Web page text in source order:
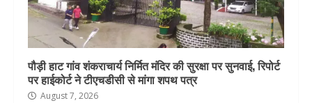
पौड़ी हाट गांव शंकराचार्य निर्मित मंदिर की सुरक्षा पर सुनवाई, रिपोर्ट
पर हाईकोर्ट ने टीएचडीसी से मांगा शपथ पत्र
August 7, 2026